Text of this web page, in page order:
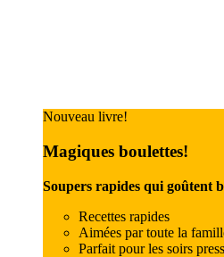
Nouveau livre!
Magiques boulettes!
Soupers rapides qui goûtent
Recettes rapides
Aimées par toute la
Parfait pour les soirs